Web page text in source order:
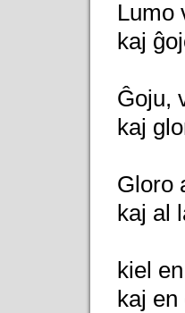
Lumo
kaj
Ĝoju,
kaj
Gloro
kaj al
kiel
kaj